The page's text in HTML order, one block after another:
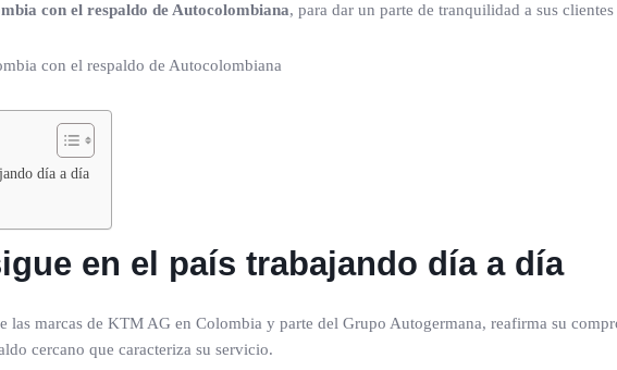
con el respaldo de Autocolombiana, para dar un parte de tranquilidad a sus
día a día
en el país trabajando día a día
marcas de KTM AG en Colombia y parte del Grupo Autogermana, reafirma su
cercano que caracteriza su servicio.